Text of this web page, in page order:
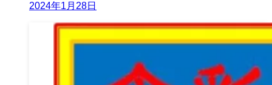
2024年1月28日